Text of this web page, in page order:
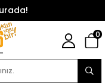
0